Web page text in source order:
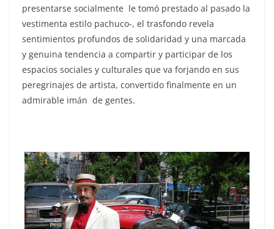
presentarse socialmente le tomó prestado al pasado la
vestimenta estilo pachuco-, el trasfondo revela
sentimientos profundos de solidaridad y una marcada
y genuina tendencia a compartir y participar de los
espacios sociales y culturales que va forjando en sus
peregrinajes de artista, convertido finalmente en un
admirable imán de gentes.